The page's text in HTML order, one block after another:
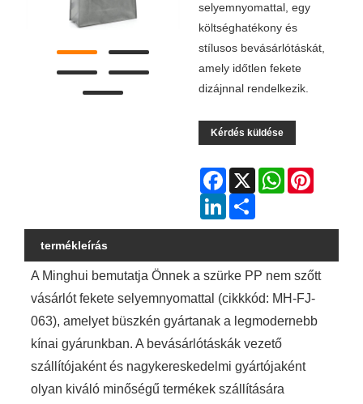
selyemnyomattal, egy
költséghatékony és
stílusos bevásárlótáskát,
amely időtlen fekete
dizájnnal rendelkezik.
Kérdés küldése
Facebook
X WhatsApp
LinkedIn
termékleírás
A Minghui bemutatja Önnek a szürke PP nem szőtt
vásárlót fekete selyemnyomattal (cikkkód: MH-FJ-
063), amelyet büszkén gyártanak a legmodernebb
kínai gyárunkban. A bevásárlótáskák vezető
szállítójaként és nagykereskedelmi gyártójaként
olyan kiváló minőségű termékek szállítására